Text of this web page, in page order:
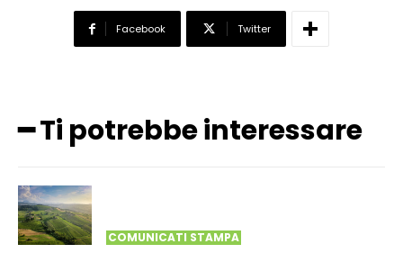
Facebook Twitter
━ Ti potrebbe interessare
COMUNICATI STAMPA